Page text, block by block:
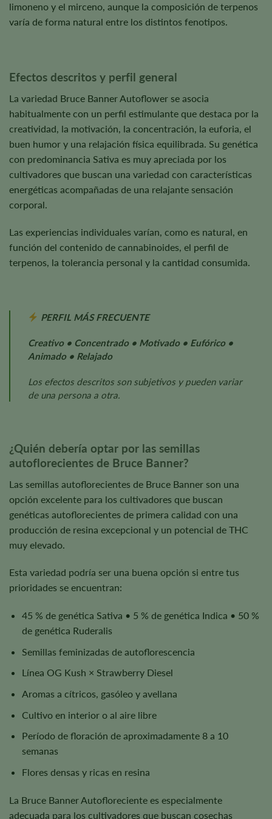
limoneno y el mirceno, aunque la composición de terpenos
varía de forma natural entre los distintos fenotipos.
Efectos descritos y perfil general
La variedad Bruce Banner Autoflower se asocia
habitualmente con un perfil estimulante que destaca por la
creatividad, la motivación, la concentración, la euforia, el
buen humor y una relajación física equilibrada. Su genética
con predominancia Sativa es muy apreciada por los
cultivadores que buscan una variedad con características
energéticas acompañadas de una relajante sensación
corporal.
Las experiencias individuales varían, como es natural, en
función del contenido de cannabinoides, el perfil de
terpenos, la tolerancia personal y la cantidad consumida.
PERFIL MÁS FRECUENTE
Creativo • Concentrado • Motivado • Eufórico •
Animado • Relajado
Los efectos descritos son subjetivos y pueden variar
de una persona a otra.
¿Quién debería optar por las semillas
autoflorecientes de Bruce Banner?
Las semillas autoflorecientes de Bruce Banner son una
opción excelente para los cultivadores que buscan
genéticas autoflorecientes de primera calidad con una
producción de resina excepcional y un potencial de THC
muy elevado.
Esta variedad podría ser una buena opción si entre tus
prioridades se encuentran:
45 % de genética Sativa • 5 % de genética Indica • 50 %
de genética Ruderalis
Semillas feminizadas de autoflorescencia
Línea OG Kush × Strawberry Diesel
Aromas a cítricos, gasóleo y avellana
Cultivo en interior o al aire libre
Período de floración de aproximadamente 8 a 10
semanas
Flores densas y ricas en resina
La Bruce Banner Autofloreciente es especialmente
adecuada para los cultivadores que buscan cosechas